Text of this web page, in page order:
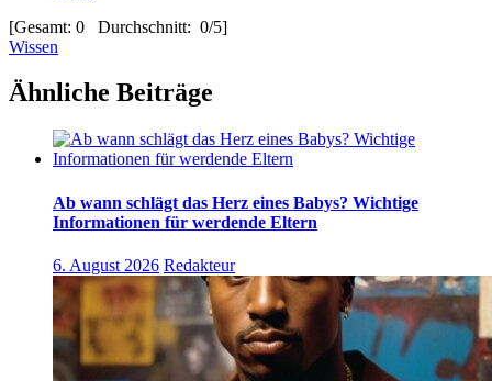
[Gesamt: 0 Durchschnitt: 0/5]
Wissen
Ähnliche Beiträge
Ab wann schlägt das Herz eines Babys? Wichtige
Informationen für werdende Eltern
6. August 2026 Redakteur